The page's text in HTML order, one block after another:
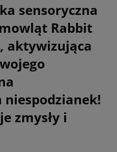
sensoryczna
Rabbit
aktywizująca
niespodzianek!
zmysły i